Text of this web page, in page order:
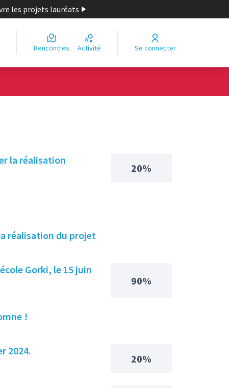
les projets lauréats
Rencontres Activité Se connecter
la réalisation
20%
réalisation du projet
Gorki, le 15 juin
90%
!
2024.
20%